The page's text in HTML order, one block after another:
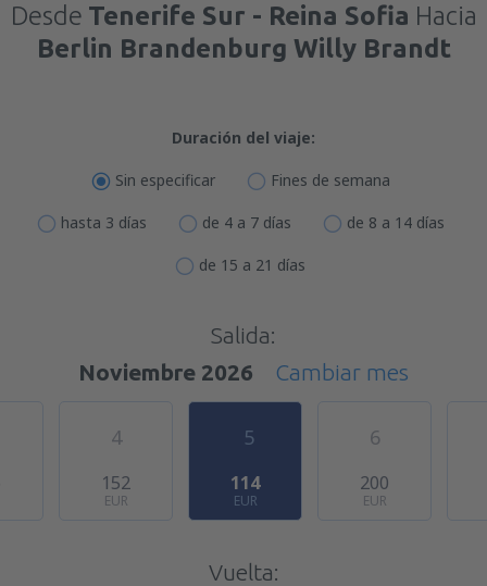
Desde Tenerife Sur - Reina Sofia Hacia
Berlin Brandenburg Willy Brandt
Duración del viaje:
Sin especificar Fines de semana
hasta 3 días de 4 a 7 días de 8 a 14 días
de 15 a 21 días
Salida:
Noviembre 2026
Cambiar mes
4
152
EUR
5
114
EUR
6
200
EUR
Vuelta: